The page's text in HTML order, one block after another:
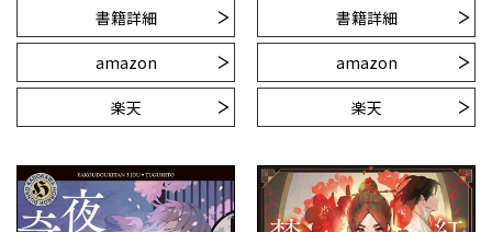
書籍詳細
amazon
楽天
書籍詳細
amazon
楽天